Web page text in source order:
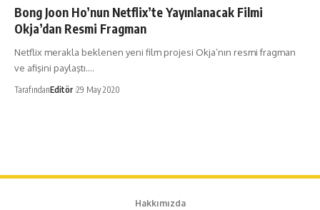
Bong Joon Ho’nun Netflix’te Yayınlanacak Filmi
Okja’dan Resmi Fragman
Netflix merakla beklenen yeni film projesi Okja’nın resmi fragman
ve afişini paylaştı.…
TarafındanEditör 29 May 2020
Hakkımızda